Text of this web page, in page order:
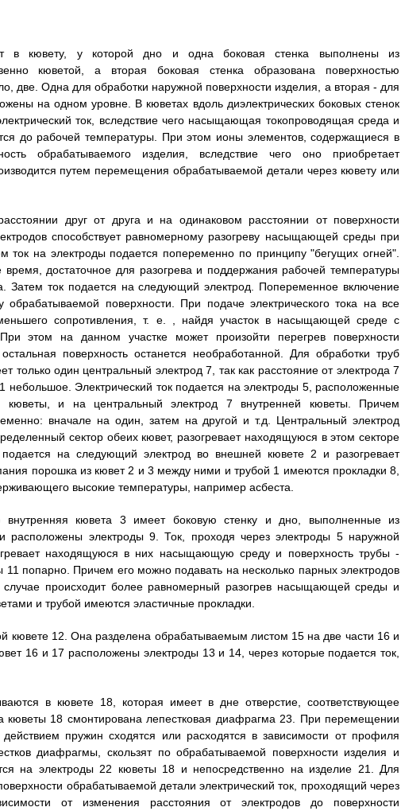
в кювету, у которой дно и одна боковая стенка выполнены из
кюветой, а вторая боковая стенка образована поверхностью
две. Одна для обработки наружной поверхности изделия, а вторая - для
на одном уровне. В кюветах вдоль диэлектрических боковых стенок
ток, вследствие чего насыщающая токопроводящая среда и
до рабочей температуры. При этом ионы элементов, содержащиеся в
обрабатываемого изделия, вследствие чего оно приобретает
путем перемещения обрабатываемой детали через кювету или
друг от друга и на одинаковом расстоянии от поверхности
способствует равномерному разогреву насыщающей среды при
ток на электроды подается попеременно по принципу "бегущих огней".
достаточное для разогрева и поддержания рабочей температуры
Затем ток подается на следующий электрод. Попеременное включение
обрабатываемой поверхности. При подаче электрического тока на все
сопротивления, т. е. , найдя участок в насыщающей среде с
этом на данном участке может произойти перегрев поверхности
поверхность останется необработанной. Для обработки труб
только один центральный электрод 7, так как расстояние от электрода 7
небольшое. Электрический ток подается на электроды 5, расположенные
кюветы, и на центральный электрод 7 внутренней кюветы. Причем
вначале на один, затем на другой и т.д. Центральный электрод
сектор обеих кювет, разогревает находящуюся в этом секторе
на следующий электрод во внешней кювете 2 и разогревает
порошка из кювет 2 и 3 между ними и трубой 1 имеются прокладки 8,
высокие температуры, например асбеста.
кювета 3 имеет боковую стенку и дно, выполненные из
расположены электроды 9. Ток, проходя через электроды 5 наружной
находящуюся в них насыщающую среду и поверхность трубы -
попарно. Причем его можно подавать на несколько парных электродов
происходит более равномерный разогрев насыщающей среды и
и трубой имеются эластичные прокладки.
кювете 12. Она разделена обрабатываемым листом 15 на две части 16 и
16 и 17 расположены электроды 13 и 14, через которые подается ток,
в кювете 18, которая имеет в дне отверстие, соответствующее
18 смонтирована лепестковая диафрагма 23. При перемещении
пружин сходятся или расходятся в зависимости от профиля
диафрагмы, скользят по обрабатываемой поверхности изделия и
на электроды 22 кюветы 18 и непосредственно на изделие 21. Для
обрабатываемой детали электрический ток, проходящий через
от изменения расстояния от электродов до поверхности